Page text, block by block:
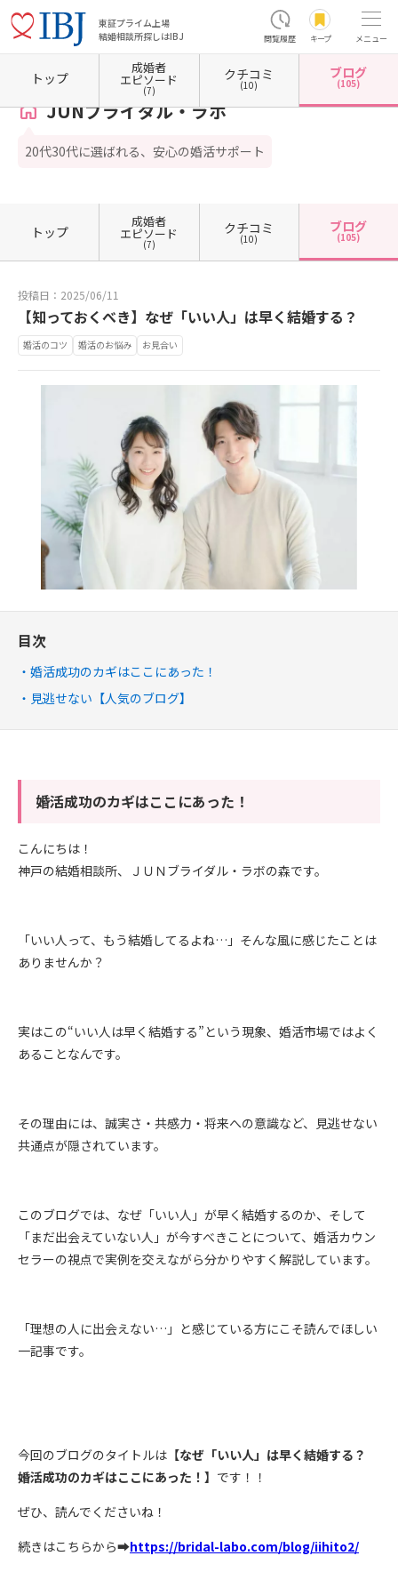
東証プライム上場
結婚相談所探しはIBJ
閲覧履歴 キープ メニュー
ホーム 兵庫県の結婚相談所 兵庫県神戸市 兵庫県神戸市中央区 JUNブライダル・ラボ
JUNブライダル・ラボ
20代30代に選ばれる、安心の婚活サポート
トップ
成婚者
エピソード
(7)
クチコミ
(10)
ブログ
(105)
トップ
成婚者
エピソード
(7)
クチコミ
(10)
ブログ
(105)
投稿日：2025/06/11
【知っておくべき】なぜ「いい人」は早く結婚する？
婚活のコツ 婚活のお悩み お見合い
目次
婚活成功のカギはここにあった！
見逃せない【人気のブログ】
婚活成功のカギはここにあった！
こんにちは！
神戸の結婚相談所、ＪＵＮブライダル・ラボの森です。
「いい人って、もう結婚してるよね… 」そんな風に感じたことは
ありませんか？
実はこの“いい人は早く結婚する”という現象、婚活市場ではよく
あることなんです。
その理由には、誠実さ・共感力・将来への意識など、見逃せない
共通点が隠されています。
このブログでは、なぜ「いい人」が早く結婚するのか、そして
「まだ出会えていない人」が今すべきことについて、婚活カウン
セラーの視点で実例を交えながら分かりやすく解説しています。
「理想の人に出会えない… 」と感じている方にこそ読んでほしい
一記事です。
今回のブログのタイトルは 【なぜ「いい人」は早く結婚する？
婚活成功のカギはここにあった！ 】 です！！
ぜひ、読んでくださいね！
続きはこちらから➡https://bridal-labo.com/blog/iihito2/